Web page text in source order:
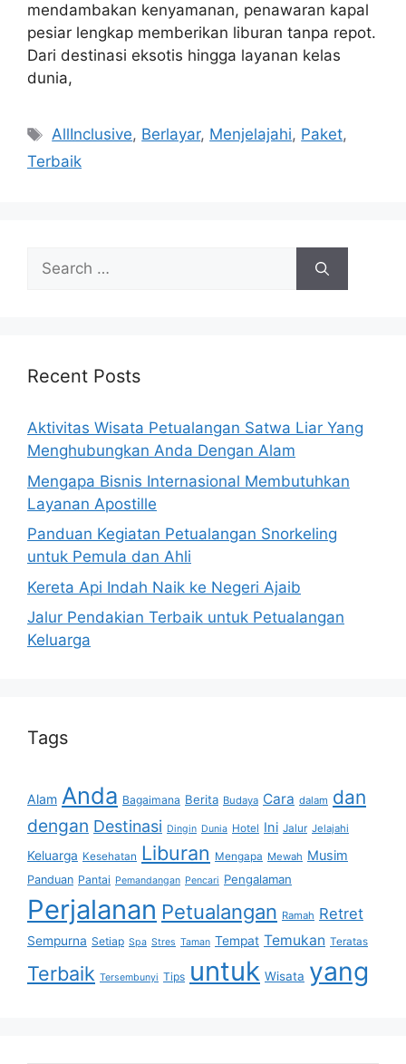
mendambakan kenyamanan, penawaran kapal
pesiar lengkap memberikan liburan tanpa repot.
Dari destinasi eksotis hingga layanan kelas
dunia,
Tags
AllInclusive, Berlayar, Menjelajahi, Paket,
Terbaik
Search
for:
Recent Posts
Aktivitas Wisata Petualangan Satwa Liar Yang
Menghubungkan Anda Dengan Alam
Mengapa Bisnis Internasional Membutuhkan
Layanan Apostille
Panduan Kegiatan Petualangan Snorkeling
untuk Pemula dan Ahli
Kereta Api Indah Naik ke Negeri Ajaib
Jalur Pendakian Terbaik untuk Petualangan
Keluarga
Tags
Alam Anda Bagaimana Berita Budaya Cara dalam dan
dengan Destinasi Dingin Dunia Hotel Ini Jalur Jelajahi
Keluarga Kesehatan Liburan Mengapa Mewah Musim
Panduan Pantai Pemandangan Pencari Pengalaman
Perjalanan Petualangan Ramah Retret
Sempurna Setiap Spa Stres Taman Tempat Temukan Teratas
Terbaik Tersembunyi Tips untuk Wisata yang